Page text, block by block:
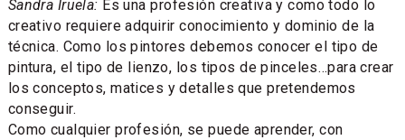
Sandra Iruela: Es una profesión creativa y como todo lo
creativo requiere adquirir conocimiento y dominio de la
técnica. Como los pintores debemos conocer el tipo de
pintura, el tipo de lienzo, los tipos de pinceles…para crear
los conceptos, matices y detalles que pretendemos
conseguir.
Como cualquier profesión, se puede aprender, con